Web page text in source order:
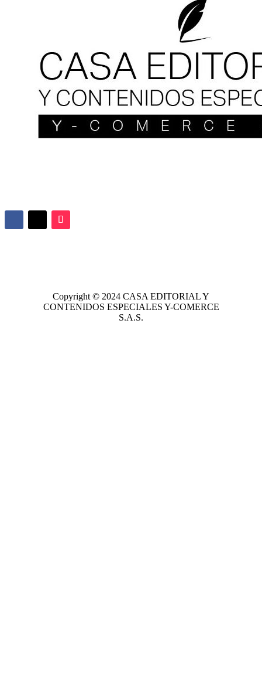
Copyright © 2024 CASA EDITORIALY
CONTENIDOS ESPECIALES Y-COMERCE
S.A.S.